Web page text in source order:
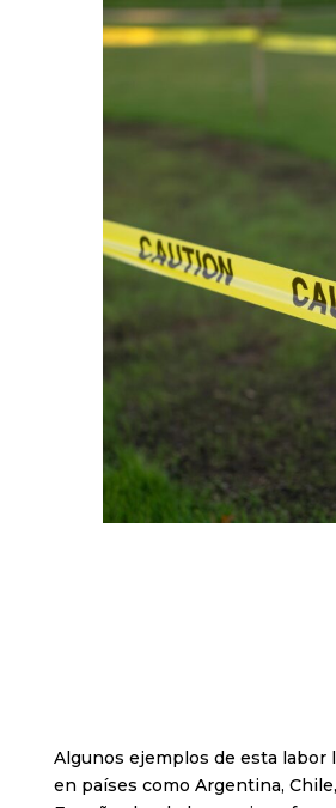
Algunos ejemplos de esta labor
en países como Argentina,